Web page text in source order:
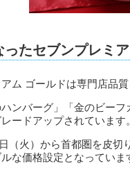
ったセブンプレミ
ム ゴールドは専門店品
ンバーグ」「金のビー
ードアップされています
（火）から首都圏を皮
な価格設定となっていま